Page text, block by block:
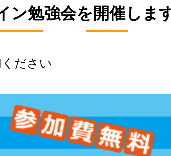
ン勉強会を開催しま
ださい